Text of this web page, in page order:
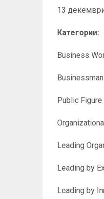
13
Категории:
Business
Public
Leading
Leading by
Leading by